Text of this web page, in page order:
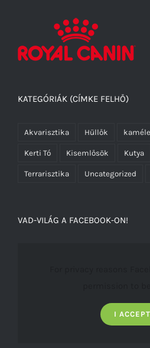
KATEGÓRIÁK (CÍMKE FELHŐ)
Akvarisztika Hüllők
Kerti Tó Kisemlősök Kutya
Terrarisztika Uncategorized
VAD-VILÁG A FACEBOOK-ON!
I ACCEPT